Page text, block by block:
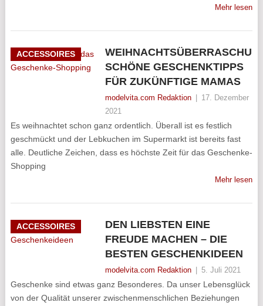
Mehr lesen
ACCESSOIRES
SCHÖNE GESCHENKTIPPS
FÜR ZUKÜNFTIGE MAMAS
modelvita.com Redaktion
17. Dezember
2021
Es weihnachtet schon ganz ordentlich. Überall ist es festlich
geschmückt und der Lebkuchen im Supermarkt ist bereits fast
alle. Deutliche Zeichen, dass es höchste Zeit für das Geschenke-
Shopping
Mehr lesen
ACCESSOIRES
DEN LIEBSTEN EINE
FREUDE MACHEN – DIE
BESTEN GESCHENKIDEEN
modelvita.com Redaktion 5. Juli 2021
Geschenke sind etwas ganz Besonderes. Da unser Lebensglück
von der Qualität unserer zwischenmenschlichen Beziehungen